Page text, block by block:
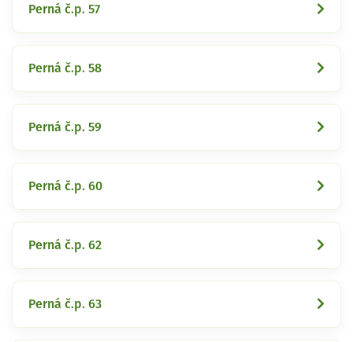
Perná č.p. 57
Perná č.p. 58
Perná č.p. 59
Perná č.p. 60
Perná č.p. 62
Perná č.p. 63